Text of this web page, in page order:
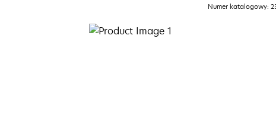
Numer katalogowy: